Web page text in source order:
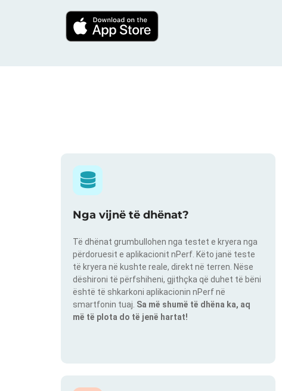
Nga vijnë të dhënat?
Të dhënat grumbullohen nga testet e kryera nga
përdoruesit e aplikacionit nPerf. Këto janë teste
të kryera në kushte reale, direkt në terren. Nëse
dëshironi të përfshiheni, gjithçka që duhet të bëni
është të shkarkoni aplikacionin nPerf në
smartfonin tuaj. Sa më shumë të dhëna ka, aq
më të plota do të jenë hartat!